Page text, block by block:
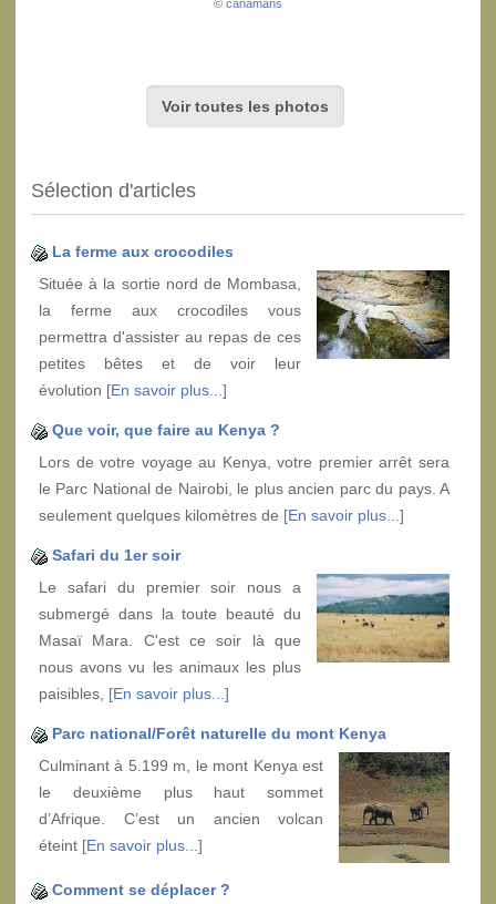
© canamans
Voir toutes les photos
Sélection d'articles
La ferme aux crocodiles
Située à la sortie nord de Mombasa,
la ferme aux crocodiles vous
permettra d'assister au repas de ces
petites bêtes et de voir leur
évolution [En savoir plus...]
Que voir, que faire au Kenya ?
Lors de votre voyage au Kenya, votre premier arrêt sera
le Parc National de Nairobi, le plus ancien parc du pays. A
seulement quelques kilomètres de [En savoir plus...]
Safari du 1er soir
Le safari du premier soir nous a
submergé dans la toute beauté du
Masaï Mara. C'est ce soir là que
nous avons vu les animaux les plus
paisibles, [En savoir plus...]
Parc national/Forêt naturelle du mont Kenya
Culminant à 5.199 m, le mont Kenya est
le deuxième plus haut sommet
d’Afrique. C’est un ancien volcan
éteint [En savoir plus...]
Comment se déplacer ?